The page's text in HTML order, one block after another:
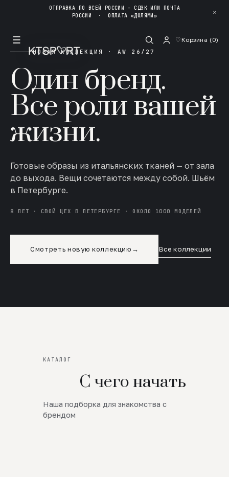
ОТПРАВКА ПО ВСЕЙ РОССИИ - СДЭК ИЛИ ПОЧТА
РОССИИ ·ОПЛАТА «ДОЛЯМИ» ✕
☰ ♡Корзина (0)
НОВАЯ КОЛЛЕКЦИЯ · AW 26/27
Один бренд.
Все роли вашей
жизни.
Готовые образы из итальянских тканей — от зала
до выхода. Вещи сочетаются между собой. Шьём
в Петербурге.
8 ЛЕТ · СВОЙ ЦЕХ В ПЕТЕРБУРГЕ · ОКОЛО 1000 МОДЕЛЕЙ
Смотреть новую коллекцию → Все коллекции
КАТАЛОГ
С чего начать
Наша подборка для знакомства с
брендом
Новинки
SALE